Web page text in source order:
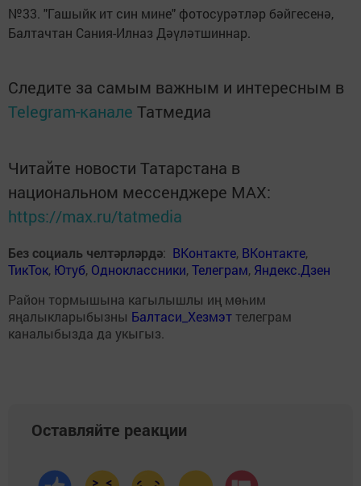
№33. "Гашыйк ит син мине" фотосурәтләр бәйгесенә,
Балтачтан Сания-Илназ Дәүләтшиннар.
Следите за самым важным и интересным в
Telegram-канале Татмедиа
Читайте новости Татарстана в
национальном мессенджере MАХ:
https://max.ru/tatmedia
Без социаль челтәрләрдә: ВКонтакте, ВКонтакте,
ТикТок, Ютуб, Одноклассники,Телеграм, Яндекс.Дзен
Район тормышына кагылышлы иң мөһим
яңалыкларыбызны Балтаси_Хезмэт телеграм
каналыбызда да укыгыз.
Оставляйте реакции